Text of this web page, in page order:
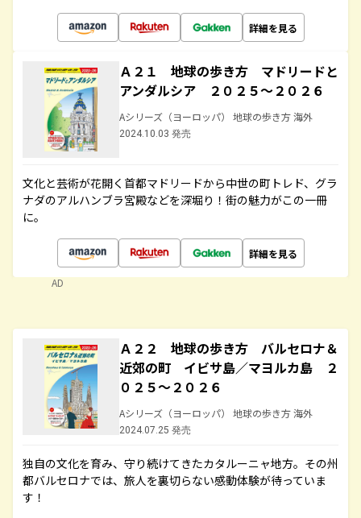
詳細を見る
Ａ２１ 地球の歩き方 マドリードと
アンダルシア ２０２５～２０２６
Aシリーズ（ヨーロッパ） 地球の歩き方 海外
2024.10.03 発売
文化と芸術が花開く首都マドリードから中世の町トレド、グラ
ナダのアルハンブラ宮殿などを深堀り！街の魅力がこの一冊
に。
詳細を見る
AD
Ａ２２ 地球の歩き方 バルセロナ＆
近郊の町 イビサ島／マヨルカ島 ２
０２５～２０２６
Aシリーズ（ヨーロッパ） 地球の歩き方 海外
2024.07.25 発売
独自の文化を育み、守り続けてきたカタルーニャ地方。その州
都バルセロナでは、旅人を裏切らない感動体験が待っていま
す！